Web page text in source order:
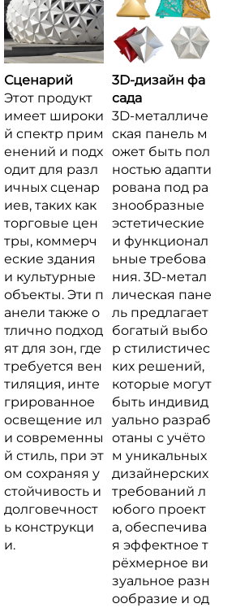
Сценарий
Этот продукт
имеет широки
й спектр прим
енений и подх
одит для разл
ичных сценар
иев, таких как
торговые цен
тры, коммерч
еские здания
и культурные
объекты. Эти п
анели также о
тлично подход
ят для зон, где
требуется вен
тиляция, инте
грированное
освещение ил
и современны
й стиль, при эт
ом сохраняя у
стойчивость и
долговечност
ь конструкци
и.
3D-дизайн фа
сада
3D-металличе
ская панель м
ожет быть пол
ностью адапти
рована под ра
знообразные
эстетические
и функционал
ьные требова
ния. 3D-метал
лическая пане
ль предлагает
богатый выбо
р стилистичес
ких решений,
которые могут
быть индивид
уально разраб
отаны с учёто
м уникальных
дизайнерских
требований л
юбого проект
а, обеспечива
я эффектное т
рёхмерное ви
зуальное разн
ообразие и од